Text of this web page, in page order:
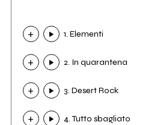
1. Elementi
2. In quarantena
3. Desert Rock
4. Tutto sbagliato